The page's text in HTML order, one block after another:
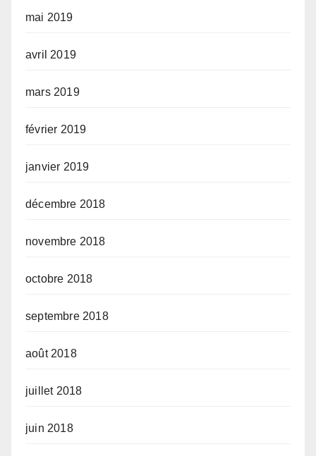
mai 2019
avril 2019
mars 2019
février 2019
janvier 2019
décembre 2018
novembre 2018
octobre 2018
septembre 2018
août 2018
juillet 2018
juin 2018